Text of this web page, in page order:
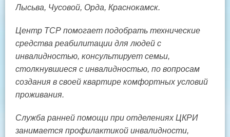
Лысьва, Чусовой, Орда, Краснокамск.
Центр ТСР помогает подобрать технические
средства реабилитации для людей с
инвалидностью, консультирует семьи,
столкнувшиеся с инвалидностью, по вопросам
создания в своей квартире комфортных условий
проживания.
Служба ранней помощи при отделениях ЦКРИ
занимается профилактикой инвалидности,